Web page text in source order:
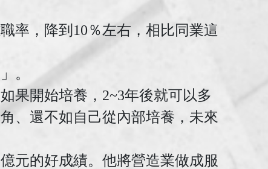
率，降到10％左右，相比同業這
。
果開始培養，2~3年後就可以多
、還不如自己從內部培養，未來
元的好成績。他將營造業做成服